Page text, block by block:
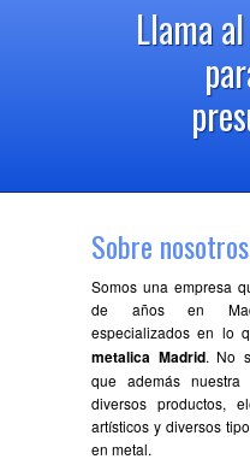
Llama
Sobre nosotros
Somos una empresa
de años en
especializados en lo
metalica Madrid. No
que además
diversos productos,
artísticos y diversos
en metal.